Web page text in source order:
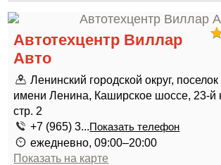
Автотехцентр Виллар
Авто
Ленинский городской округ,
имени Ленина, Каширское шоссе, 23-й
стр. 2
+7 (965) 3...Показать телефон
ежедневно, 09:00–20:00
Показать на карте